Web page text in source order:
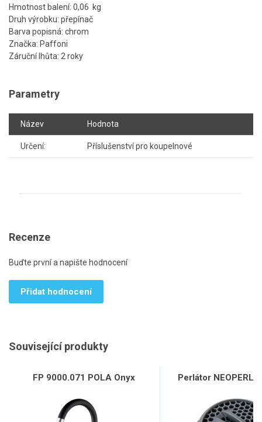
Hmotnost balení: 0,06 kg
Druh výrobku: přepínač
Barva popisná: chrom
Značka: Paffoni
Záruční lhůta: 2 roky
Parametry
Název Hodnota
Určení: Příslušenství pro koupelnové
Recenze
Buďte první a napište hodnocení
Přidat hodnocení
Související produkty
FP 9000.071 POLA Onyx Perlátor NEOPERL,